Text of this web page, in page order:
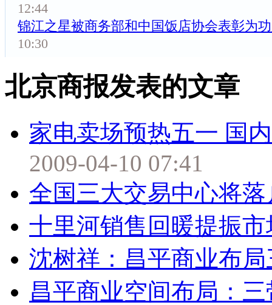
12:44
锦江之星被商务部和中国饭店协会表彰为
10:30
北京商报发表的文章
家电卖场预热五一 国
2009-04-10 07:41
全国三大交易中心将
十里河销售回暖提振
沈树祥：昌平商业布
昌平商业空间布局：